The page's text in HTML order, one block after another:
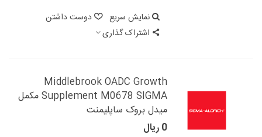
نمایش سریع
دوست داشتن
اشتراک گذاری
Middlebrook OADC Growth
Supplement M0678 SIGMA مکمل
میدل بروک ساپلیمنت
0 ریال